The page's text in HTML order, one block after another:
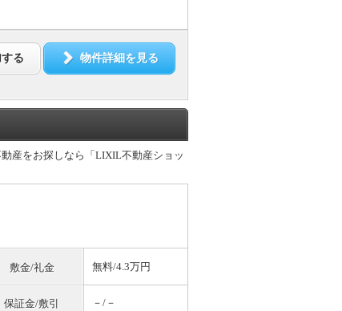
る 物件詳細を見る
産をお探しなら「LIXIL不動産ショッ
敷金/礼金 無料/4.3万円
保証金/敷引 －/－